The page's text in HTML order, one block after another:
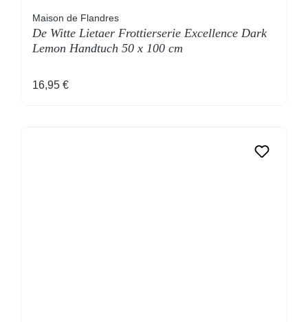
Maison de Flandres
De Witte Lietaer Frottierserie Excellence Dark
Lemon Handtuch 50 x 100 cm
Regulärer Preis:
16,95 €